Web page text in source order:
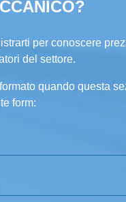
per conoscere
del settore.
quando questa
form: